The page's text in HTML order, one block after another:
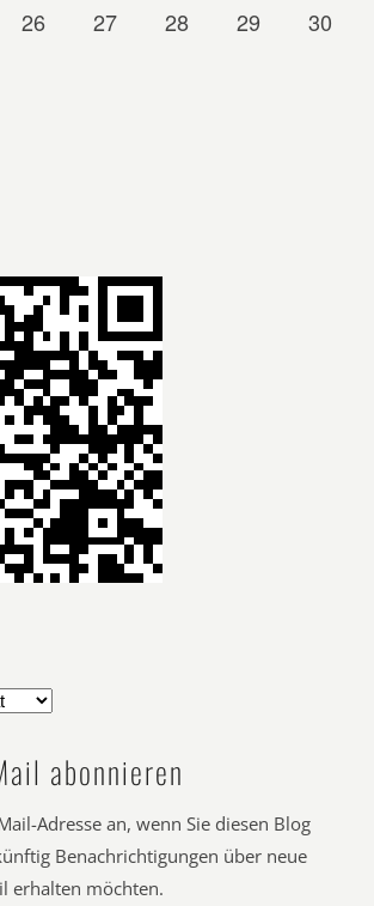
26 27 28 29
30
abonnieren
Adresse an, wenn Sie diesen Blog
Benachrichtigungen über neue
erhalten möchten.